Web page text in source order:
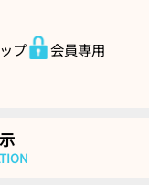
プ 会員専用